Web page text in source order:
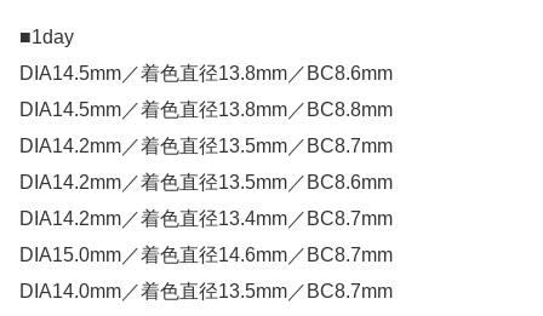
■1day
DIA14.5mm／着色直径13.8mm／BC8.6mm
DIA14.5mm／着色直径13.8mm／BC8.8mm
DIA14.2mm／着色直径13.5mm／BC8.7mm
DIA14.2mm／着色直径13.5mm／BC8.6mm
DIA14.2mm／着色直径13.4mm／BC8.7mm
DIA15.0mm／着色直径14.6mm／BC8.7mm
DIA14.0mm／着色直径13.5mm／BC8.7mm